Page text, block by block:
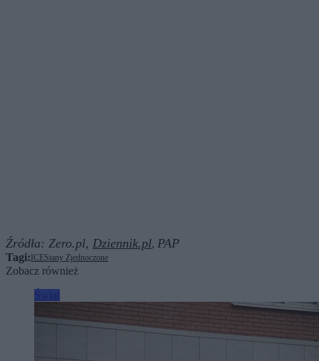
Źródła: Zero.pl, Dziennik.pl, PAP
Tagi:ICEStany Zjednoczone
Zobacz również